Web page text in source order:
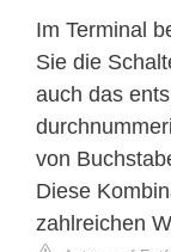
Im Terminal
Sie die
auch das
von
Diese
zahlreichen